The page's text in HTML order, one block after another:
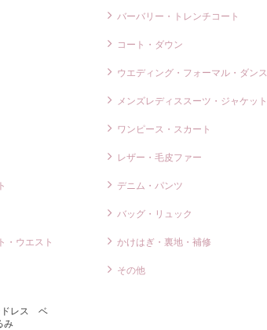
・ウエスト
ドレス ベ
み
バーバリー・トレンチコート
コート・ダウン
ウエディング・フォーマル・ダンス
メンズレディススーツ・ジャケット
ワンピース・スカート
レザー・毛皮ファー
デニム・パンツ
バッグ・リュック
かけはぎ・裏地・補修
その他